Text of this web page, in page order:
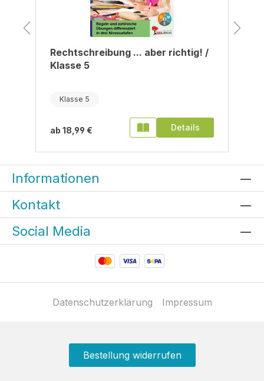
Rechtschreibung ... aber richtig! /
Klasse 5
Klasse 5
ab 18,99 € Details
Informationen
Kontakt
Social Media
Datenschutzerklärung Impressum
Bestellung widerrufen